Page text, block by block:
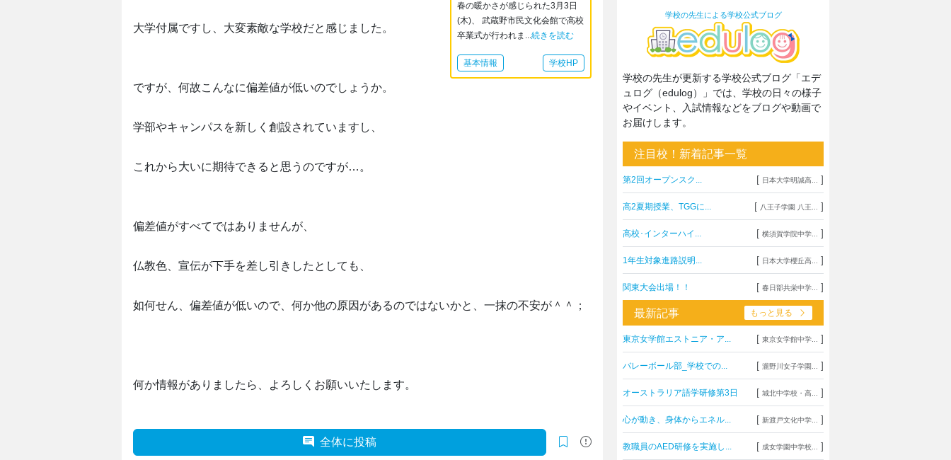
春の暖かさが感じられた3月3日
(木)、 武蔵野市民文化会館で高校
卒業式が行われま...続きを読む
基本情報 学校HP
大学付属ですし、大変素敵な学校だと感じました。
ですが、何故こんなに偏差値が低いのでしょうか。
学部やキャンパスを新しく創設されていますし、
これから大いに期待できると思うのですが…。
偏差値がすべてではありませんが、
仏教色、宣伝が下手を差し引きしたとしても、
如何せん、偏差値が低いので、何か他の原因があるのではないかと、一抹の不安が＾＾；
何か情報がありましたら、よろしくお願いいたします。
全体に投稿
学校の先生による学校公式ブログ
学校の先生が更新する学校公式ブログ「エデ
ュログ（edulog）」では、学校の日々の様子
やイベント、入試情報などをブログや動画で
お届けします。
注目校！新着記事一覧
第2回オープンスク... [ 日本大学明誠高... ]
高2夏期授業、TGGに... [ 八王子学園 八王... ]
高校･インターハイ... [ 横須賀学院中学... ]
1年生対象進路説明... [ 日本大学櫻丘高... ]
関東大会出場！！ [ 春日部共栄中学... ]
最新記事 もっと見る
東京女学館エストニア・ア... [ 東京女学館中学... ]
バレーボール部_学校での... [ 瀧野川女子学園... ]
オーストラリア語学研修第3日 [ 城北中学校・高... ]
心が動き、身体からエネル... [ 新渡戸文化中学... ]
教職員のAED研修を実施し... [ 成女学園中学校... ]